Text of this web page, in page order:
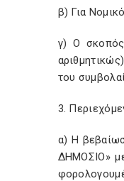
β) Για
γ) Ο σκοπός
του
3.
α) Η
ΔΗΜΟΣΙΟ»